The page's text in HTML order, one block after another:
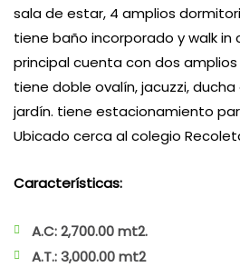
sala de estar, 4 amplios
tiene baño incorporado y walk in
principal cuenta con dos
tiene doble ovalín, jacuzzi,
jardín. tiene estacionamiento
Ubicado cerca al colegio
Características:
A.C: 2,700.00 mt2.
A.T.: 3,000.00 mt2